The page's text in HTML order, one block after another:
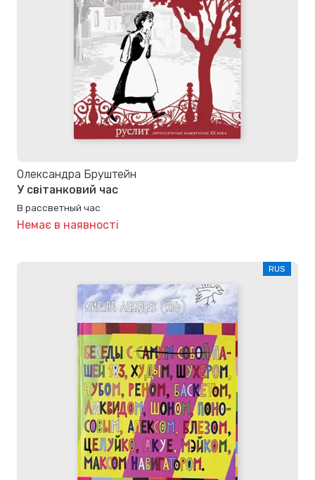
Олександра Бруштейн
У світанковий час
В рассветный час
Немає в наявності
RUS